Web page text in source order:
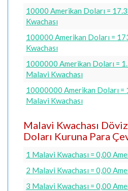
10000 Amerikan Doları =
Kwachası
100000 Amerikan Doları =
Kwachası
1000000 Amerikan Doları =
Malavi Kwachası
10000000 Amerikan Doları
Malavi Kwachası
Malavi Kwachası
Doları Kuruna Para
1 Malavi Kwachası = 0,00
2 Malavi Kwachası = 0,00
3 Malavi Kwachası = 0,00